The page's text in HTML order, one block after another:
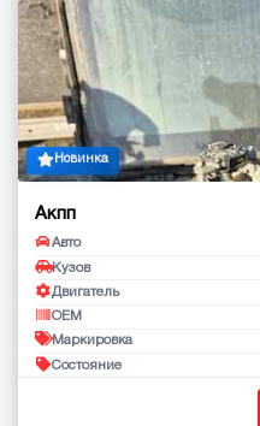
Новинка
Акпп
Авто
Кузов
Двигатель
OEM
Маркировка
Состояние